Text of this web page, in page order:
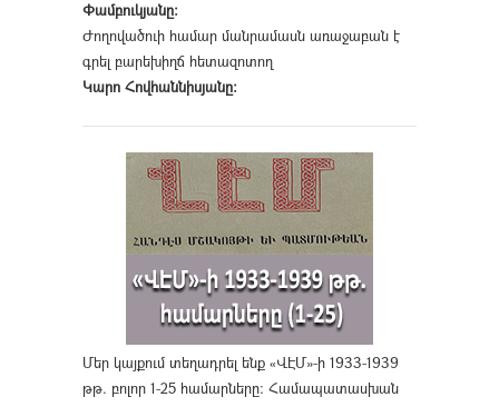
Փամբուկյանը։
Ժողովածուի համար մանրամասն առաջաբան է
գրել բարեխիղճ հետազոտող
Կարո Հովհաննիսյանը։
Մեր կայքում տեղադրել ենք «ՎԷՄ»-ի 1933-1939
թթ. բոլոր 1-25 համարները։ Համապատասխան